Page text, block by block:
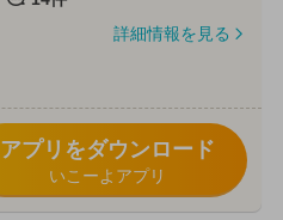
詳細情報を見る
アプリをダウンロード
いこーよアプリ